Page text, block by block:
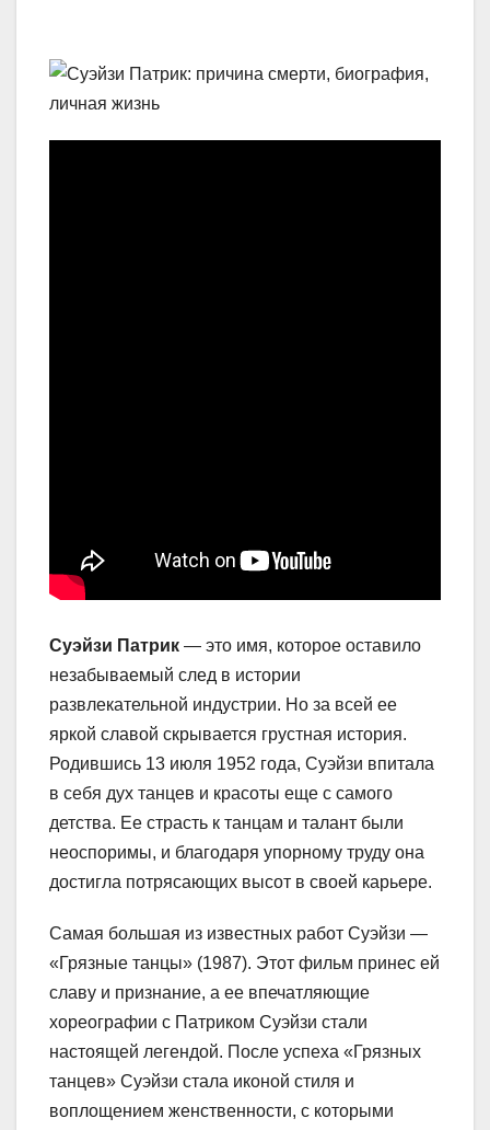
Суэйзи Патрик — это имя, которое оставило
незабываемый след в истории
развлекательной индустрии. Но за всей ее
яркой славой скрывается грустная история.
Родившись 13 июля 1952 года, Суэйзи впитала
в себя дух танцев и красоты еще с самого
детства. Ее страсть к танцам и талант были
неоспоримы, и благодаря упорному труду она
достигла потрясающих высот в своей карьере.
Самая большая из известных работ Суэйзи —
«Грязные танцы» (1987). Этот фильм принес ей
славу и признание, а ее впечатляющие
хореографии с Патриком Суэйзи стали
настоящей легендой. После успеха «Грязных
танцев» Суэйзи стала иконой стиля и
воплощением женственности, с которыми